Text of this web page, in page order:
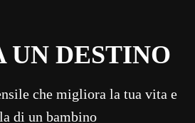
UN DESTINO
che migliora la tua vita e
di un bambino